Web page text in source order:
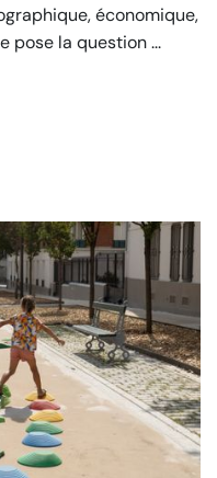
économique,
pose la question ...